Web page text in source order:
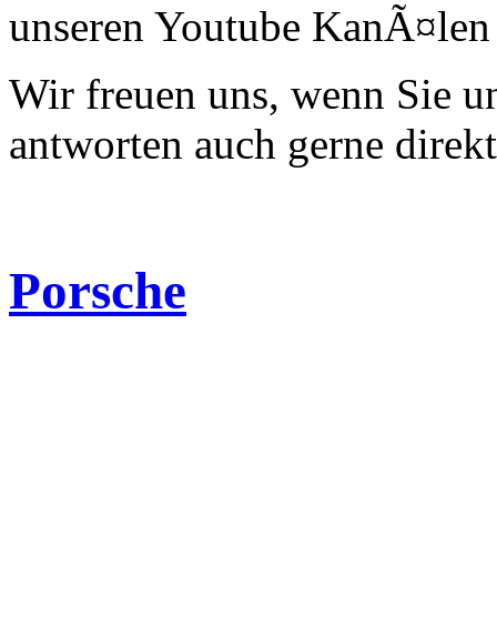
unseren Youtube
Wir freuen uns, wenn Sie
antworten auch gerne
Porsche